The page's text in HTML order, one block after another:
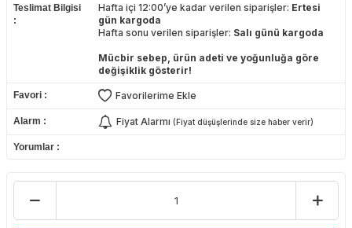
Teslimat Bilgisi Hafta içi 12:00’ye kadar verilen siparişler: Ertesi
gün kargoda
Hafta sonu verilen siparişler: Salı günü kargoda
Mücbir sebep, ürün adeti ve yoğunluğa göre
değişiklik gösterir!
Favori Favorilerime Ekle
Alarm Fiyat Alarmı (Fiyat düşüşlerinde size haber verir)
Yorumlar